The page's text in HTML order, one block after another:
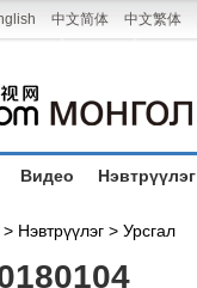
中文简体 中文繁体
Видео Нэвтрүүлэг
> Нэвтрүүлэг > Урсгал